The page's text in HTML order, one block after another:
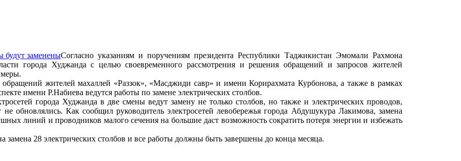
Согласно указаниям и поручениям президента Республики Таджикистан Эмомали Рахмона
города Худжанда с целью своевременного рассмотрения и решения обращений и запросов жителей
обращений жителей махаллей «Раззок», «Масджиди савр» и имени Корирахмата Курбонова, а также в рамках
имени Р.Набиева ведутся работы по замене электрических столбов.
города Худжанда в две смены ведут замену не только столбов, но также и электрических проводов,
не обновлялись. Как сообщил руководитель электросетей левобережья города Абдушукура Лакимова, замена
линий и проводников малого сечения на большие даст возможность сократить потеря энергии и избежать
замена 28 электрических столбов и все работы должны быть завершены до конца месяца.